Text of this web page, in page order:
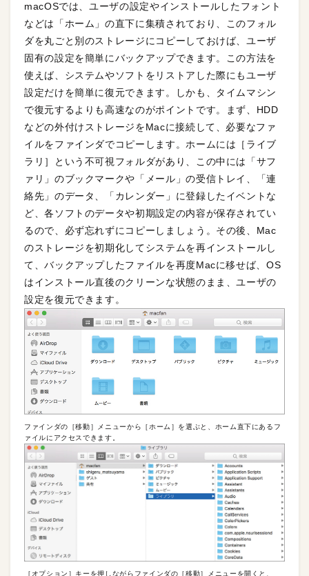
macOSでは、ユーザの設定やインストールしたフォント
などは「ホーム」の直下に集積されており、このフォル
ダを丸ごと別のストレージにコピーしておけば、ユーザ
固有の設定を簡単にバックアップできます。この方法を
使えば、システムやソフトをリストアした際にもユーザ
設定だけを簡単に復元できます。しかも、タイムマシン
で復元するよりも高速なのがポイントです。まず、HDD
などの外付けストレージをMacに接続して、必要なファ
イルをファインダでコピーします。ホームには［ライブ
ラリ］という不可視フォルダがあり、この中には「サフ
ァリ」のブックマークや「メール」の受信トレイ、「連
絡先」のデータ、「カレンダー」に登録したイベントな
ど、各ソフトのデータや初期設定の内容が保存されてい
るので、必ず忘れずにコピーしましょう。その後、Mac
のストレージを初期化してシステムを再インストールし
て、バックアップしたファイルを再度Macに移せば、OS
はインストール直後のクリーンな状態のまま、ユーザの
設定を復元できます。
ファインダの［移動］メニューから［ホーム］を選ぶと、ホーム直下にあるフ
ァイルにアクセスできます。
［オプション］キーを押しながらファインダの［移動］メニューを開くと、